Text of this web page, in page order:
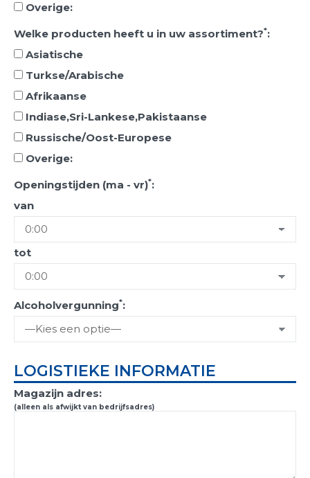
Overige:
Welke producten heeft u in uw assortiment?*:
Asiatische
Turkse/Arabische
Afrikaanse
Indiase,Sri-Lankese,Pakistaanse
Russische/Oost-Europese
Overige:
Openingstijden (ma - vr)*:
van
tot
Alcoholvergunning*:
LOGISTIEKE INFORMATIE
Magazijn adres:
(alleen als afwijkt van bedrijfsadres)